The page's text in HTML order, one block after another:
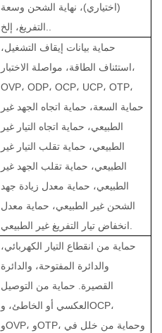
(اختياري)، نهاية الشحن وسعة
التفريغ، إلخ..
حماية بيانات إيقاف التشغيل،
استئناف الطاقة، مواصلة الاختبار،
OVP، ODP، OCP، UCP، OTP،
حماية السعة، حماية اتجاه الجهد غير
الطبيعي، حماية اتجاه التيار غير
الطبيعي، حماية تقلب التيار غير
الطبيعي، حماية تقلب الجهد غير
الطبيعي، حماية معدل زيادة جهد
الشحن غير الطبيعي، حماية معدل
انخفاض تيار التفريغ غير الطبيعي.
حماية من انقطاع التيار الكهربائي،
والدائرة المفتوحة، والدائرة
القصيرة. حماية من التوصيل
العكسي أو الخاطئ، وOCP،
وOVP، وOTP، وحماية من خلل في